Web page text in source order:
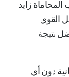
زايد
القوي
نتيجة
دون أي